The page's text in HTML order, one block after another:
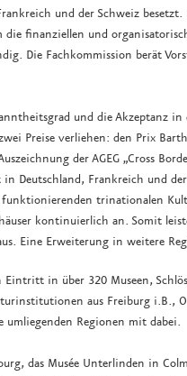
und der Schweiz
finanziellen und
Die Fachkommission berät
und die Akzeptanz
Preise verliehen: den Prix
der AGEG „Cross
Deutschland, Frankreich und
funktionierenden trinationalen
kontinuierlich an. Somit
Eine Erweiterung in weitere
Eintritt in über 320 Museen,
aus Freiburg i.B.,
umliegenden Regionen mit dabei.
das Musée Unterlinden in